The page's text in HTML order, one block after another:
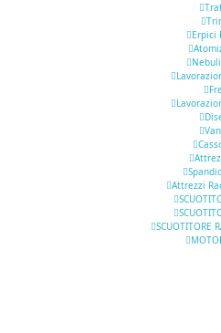
Erpici
Attrezzi
SCUOTITORE